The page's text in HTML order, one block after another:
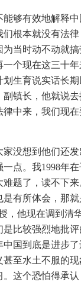
够有效地解释
根本就没有法律
当时动不动就
个现在这三十
生育说实话长
镇长，他就说去
中来，我们现
没想到他们还发
点。我1998年
题了，读不下
有所体会，那就
，他现在调到清
比较强烈地批
国到底是进步
至水土不服的
这个恐怕得承